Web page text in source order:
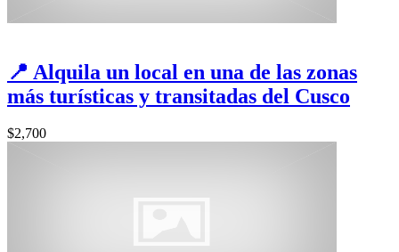
📍 Alquila un local en una de las zonas
más turísticas y transitadas del Cusco
$2,700